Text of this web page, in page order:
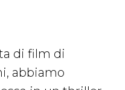
di film di
abbiamo